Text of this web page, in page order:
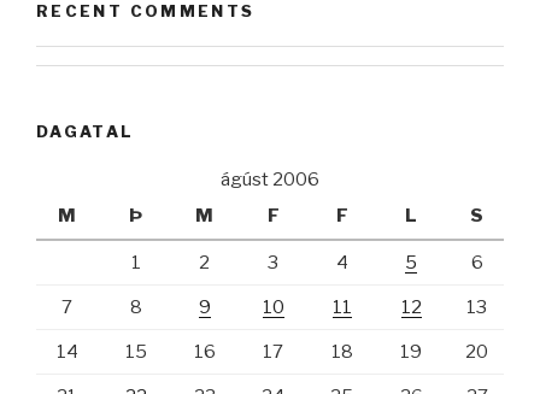
RECENT COMMENTS
DAGATAL
ágúst 2006
M
Þ M F F L S
1 2 3 4 5 6
7 8 9 10 11 12 13
14 15 16 17 18 19 20